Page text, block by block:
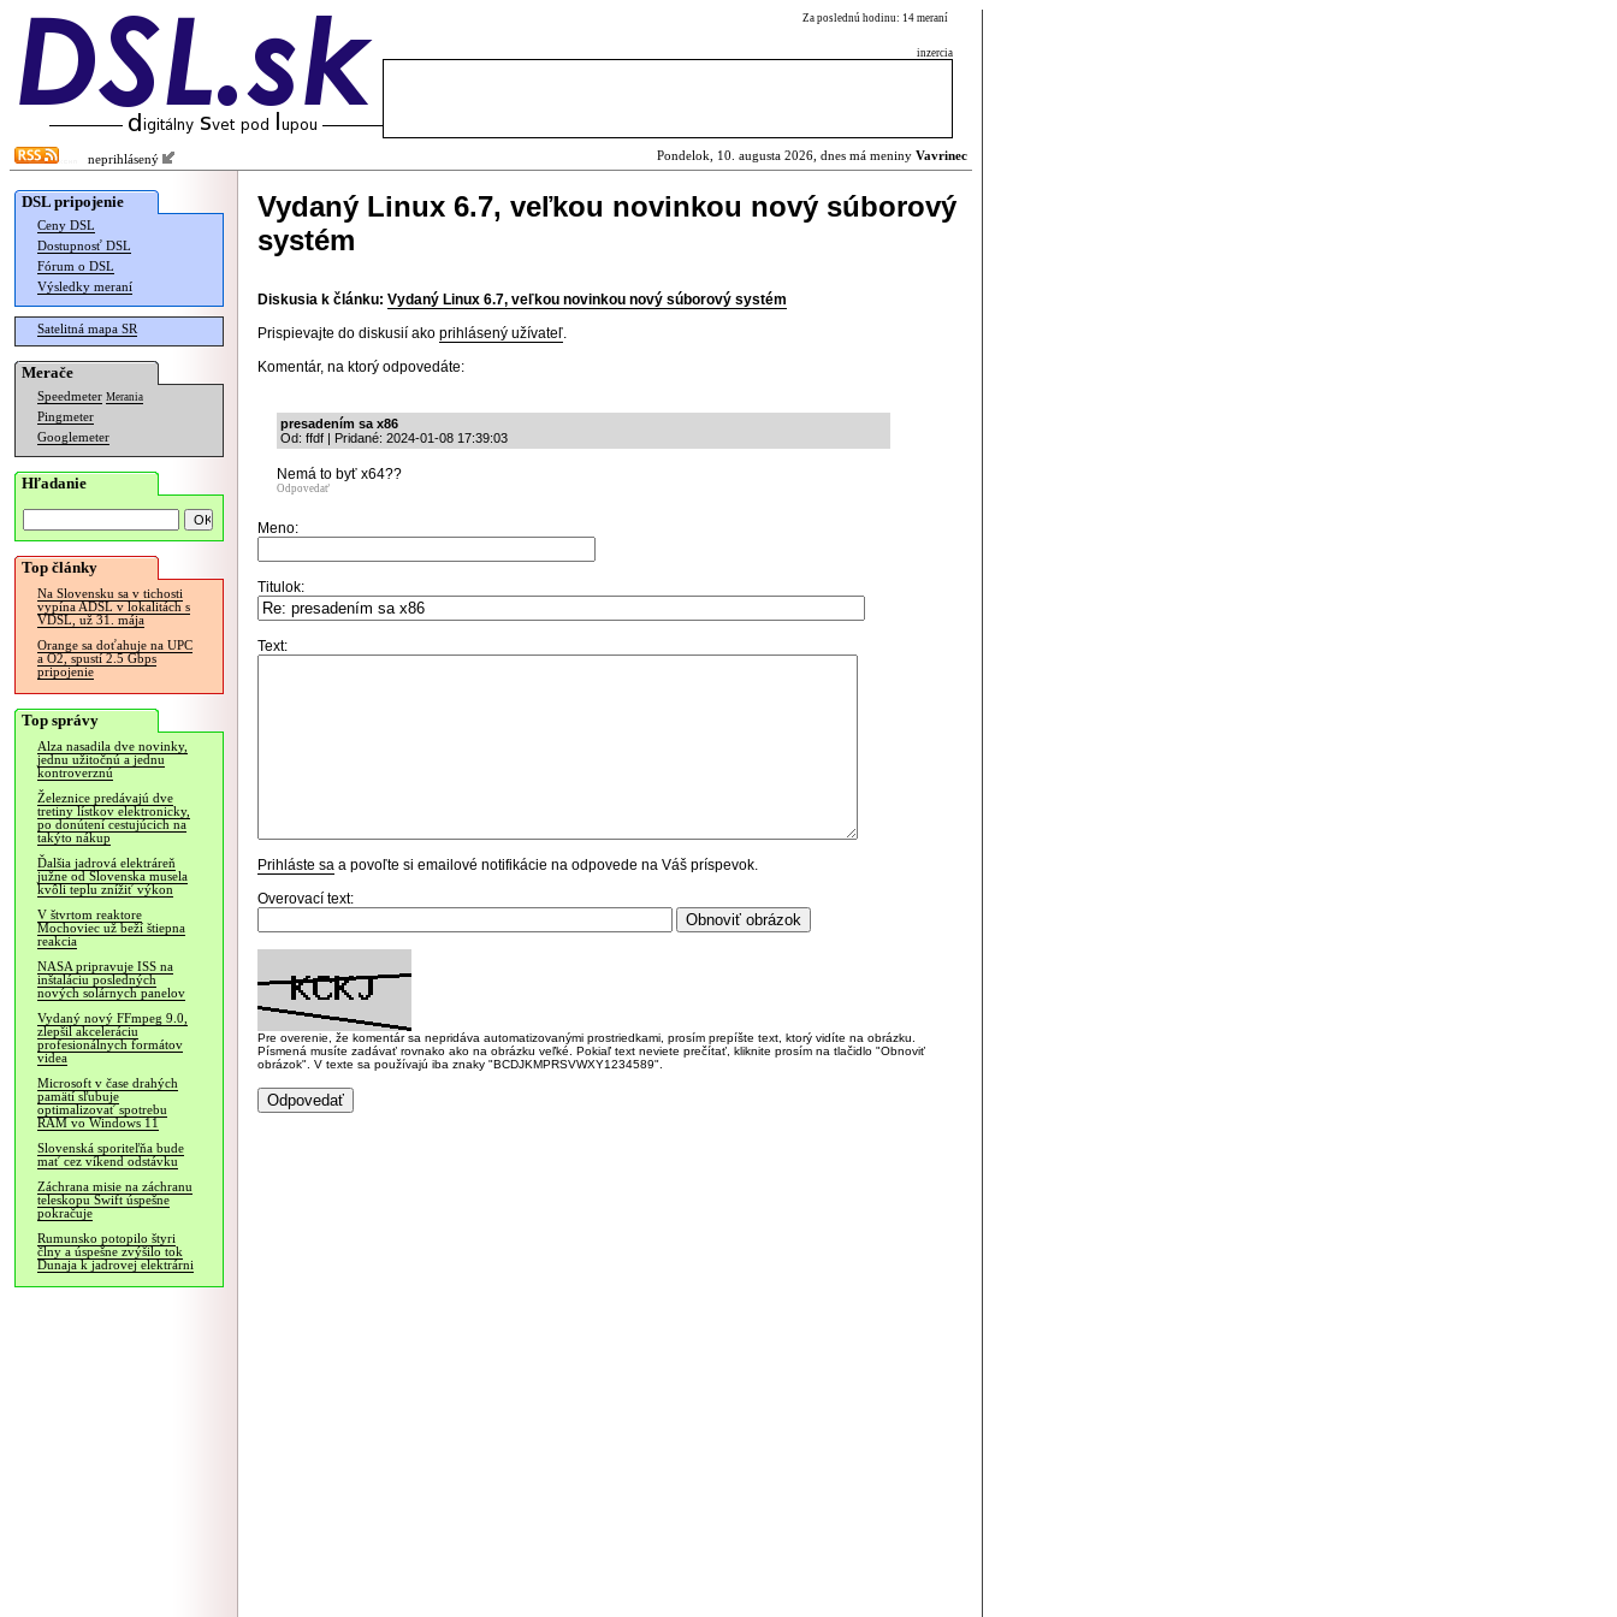
Za poslednú hodinu: 14 meraní
inzercia
neprihlásený Pondelok, 10. augusta 2026, dnes má meniny Vavrinec
DSL pripojenie
Ceny DSL
Dostupnosť DSL
Fórum o DSL
Výsledky meraní
Satelitná mapa SR
Merače
Speedmeter Merania
Pingmeter
Googlemeter
Hľadanie
Top články
Na Slovensku sa v tichosti
vypína ADSL v lokalitách s
VDSL, už 31. mája
Orange sa doťahuje na UPC
a O2, spustí 2.5 Gbps
pripojenie
Top správy
Alza nasadila dve novinky,
jednu užitočnú a jednu
kontroverznú
Železnice predávajú dve
tretiny lístkov elektronicky,
po donútení cestujúcich na
takýto nákup
Ďalšia jadrová elektráreň
južne od Slovenska musela
kvôli teplu znížiť výkon
V štvrtom reaktore
Mochoviec už beží štiepna
reakcia
NASA pripravuje ISS na
inštaláciu posledných
nových solárnych panelov
Vydaný nový FFmpeg 9.0,
zlepšil akceleráciu
profesionálnych formátov
videa
Microsoft v čase drahých
pamätí sľubuje
optimalizovať spotrebu
RAM vo Windows 11
Slovenská sporiteľňa bude
mať cez víkend odstávku
Záchrana misie na záchranu
teleskopu Swift úspešne
pokračuje
Rumunsko potopilo štyri
člny a úspešne zvýšilo tok
Dunaja k jadrovej elektrárni
Vydaný Linux 6.7, veľkou novinkou nový súborový
systém
Diskusia k článku: Vydaný Linux 6.7, veľkou novinkou nový súborový systém
Prispievajte do diskusií ako prihlásený užívateľ.
Komentár, na ktorý odpovedáte:
presadením sa x86
Od: ffdf | Pridané: 2024-01-08 17:39:03
Nemá to byť x64??
Odpovedať
Meno:
Titulok:
Text:
Prihláste sa a povoľte si emailové notifikácie na odpovede na Váš príspevok.
Overovací text:
Pre overenie, že komentár sa nepridáva automatizovanými prostriedkami, prosím prepíšte text, ktorý vidíte na obrázku.
Písmená musíte zadávať rovnako ako na obrázku veľké. Pokiaľ text neviete prečítať, kliknite prosím na tlačidlo "Obnoviť
obrázok". V texte sa používajú iba znaky "BCDJKMPRSVWXY1234589".